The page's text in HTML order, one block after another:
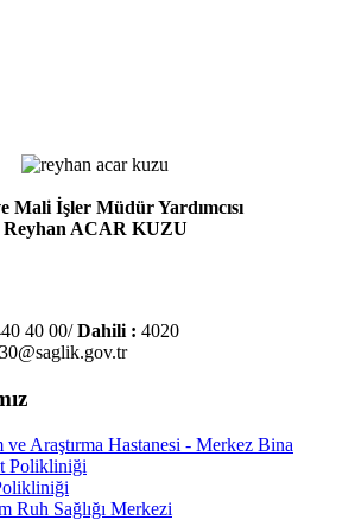
Mali İşler Müdür Yardımcısı
Reyhan ACAR KUZU
40 00/Dahili : 4020
ve Araştırma Hastanesi - Merkez Bina
Polikliniği
Ruh Sağlığı Merkezi